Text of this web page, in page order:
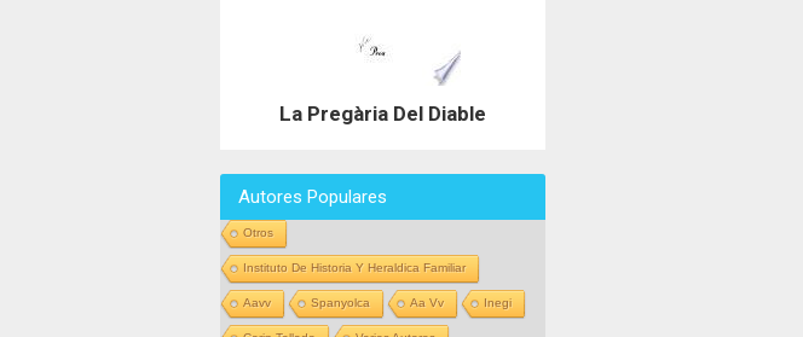
La Pregària Del Diable
Autores Populares
Otros
Instituto De Historia Y Heraldica Familiar
Aavv Spanyolca Aa Vv Inegi